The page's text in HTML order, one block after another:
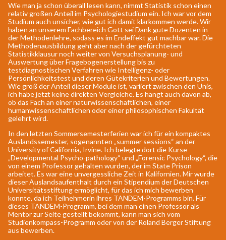
Wie man ja schon überall lesen kann, nimmt Statistik schon einen
relativ großen Anteil im Psychologiestudium ein. Ich war vor dem
Studium auch unsicher, wie gut ich damit klarkommen werde. Wir
haben an unserem Fachbereich Gott sei Dank gute Dozenten in
der Methodenlehre, sodass es im Endeffekt gut machbar war. Die
Methodenausbildung geht aber nach der gefürchteten
Statistikklausur noch weiter von Versuchsplanung- und
Auswertung über Fragebogenerstellung bis zu
testdiagnostischen Verfahren wie Intelligenz- oder
Persönlichkeitstest und deren Gütekriterien und Bewertungen.
Wie groß der Anteil dieser Module ist, variiert zwischen den Unis,
ich habe jetzt keine direkten Vergleiche. Es hängt auch davon ab,
ob das Fach an einer naturwissenschaftlichen, einer
humanwissenschaftlichen oder einer philosophischen Fakultät
gelehrt wird.
In den letzten Sommersemesterferien war ich für ein kompaktes
Auslandssemester, sogenannten „summer sessions“ an der
University of California, Irvine. Ich belegte dort die Kurse
„Developmental Psycho-pathology“ und „Forensic Psychology“, die
von einem Professor gehalten wurden, der im State Prison
arbeitet. Es war eine unvergessliche Zeit in Kalifornien. Mir wurde
dieser Auslandsaufenthalt durch ein Stipendium der Deutschen
Universitätsstiftung ermöglicht, für das ich mich bewerben
konnte, da ich Teilnehmerin ihres TANDEM-Programms bin. Für
dieses TANDEM-Programm, bei dem man einen Professor als
Mentor zur Seite gestellt bekommt, kann man sich vom
Studienkompass-Programm oder von der Roland Berger Stiftung
aus bewerben.